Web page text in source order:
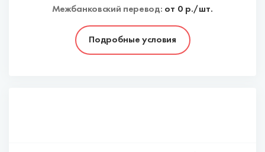
Подробные условия
Межбанковский перевод: от 0 р./шт.